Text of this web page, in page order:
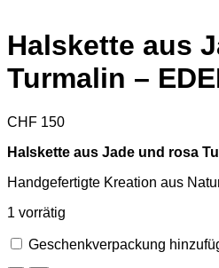
Halskette aus
Turmalin –
CHF 150
Halskette aus Jade und rosa
Handgefertigte Kreation aus
1 vorrätig
Geschenkverpackung